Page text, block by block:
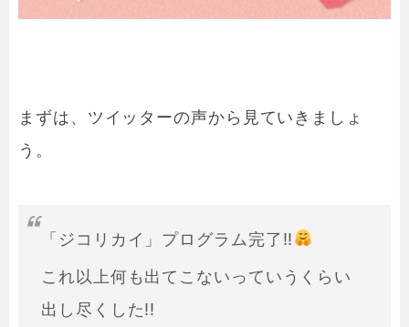
まずは、ツイッターの声から見ていきましょ
う。
「ジコリカイ」プログラム完了!!
これ以上何も出てこないっていうくらい
出し尽くした!!